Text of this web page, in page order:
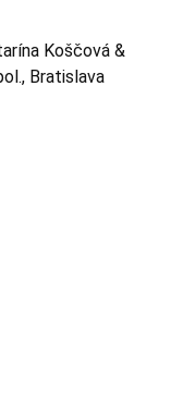
Koščová &
Bratislava